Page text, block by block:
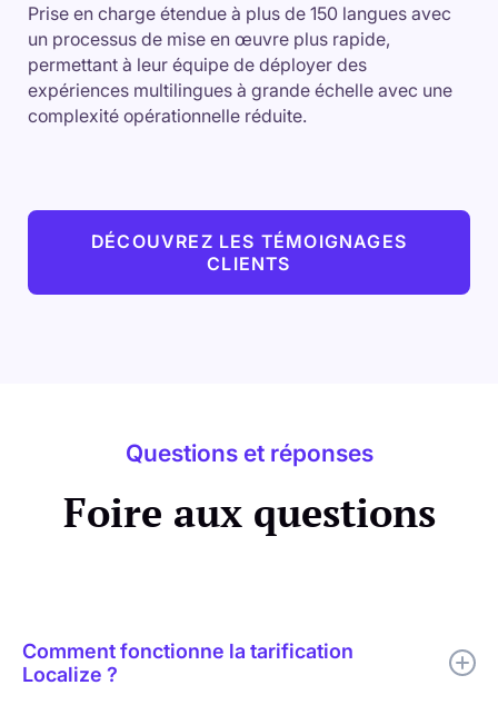
Prise en charge étendue à plus de 150 langues avec
un processus de mise en œuvre plus rapide,
permettant à leur équipe de déployer des
expériences multilingues à grande échelle avec une
complexité opérationnelle réduite.
DÉCOUVREZ LES TÉMOIGNAGES
CLIENTS
Questions et réponses
Foire aux questions
Comment fonctionne la tarification
Localize ?